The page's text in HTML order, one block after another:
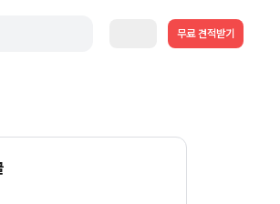
무료 견적받기